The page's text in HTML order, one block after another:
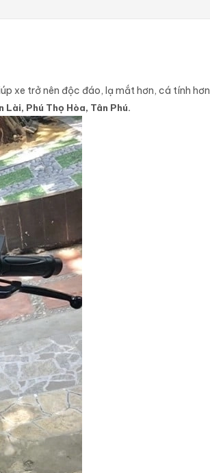
xe trở nên độc đáo, lạ mắt hơn, cá tính
Phú Thọ Hòa, Tân Phú.